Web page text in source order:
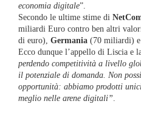
economia digitale”.
Secondo le ultime stime di
miliardi Euro contro ben altri
di euro), Germania (70 miliardi) e
Ecco dunque l’appello di Liscia e
perdendo competitività a livello
il potenziale di domanda. Non
opportunità: abbiamo prodotti
meglio nelle arene digitali”